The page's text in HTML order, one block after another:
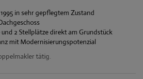
in sehr gepflegtem Zustand
2 Stellplätze direkt am Grundstück
mit Modernisierungspotenzial
tätig.